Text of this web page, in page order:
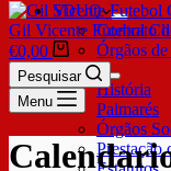
SDUQ
Contrato
Órgãos de
Clube
História
Palmarés
Órgãos
Prestação
Gil Vicente Futebol
€0,00
Pesquisar
Menu